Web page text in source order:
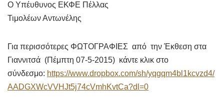
Ο Υπέυθυνος ΕΚΦΕ Πέλλας
Τιμολέων Αντωνέλης
Για περισσότερες ΦΩΤΟΓΡΑΦΙΕΣ από την Έκθεση στα
Γιαννιτσά (Πέμπτη 07-5-2015) κάντε κλικ στο
σύνδεσμο: https://www.dropbox.com/sh/yqgqm4bl1kcvzd4/
AADGXWcVVHJt5j74cVmhKvtCa?dl=0